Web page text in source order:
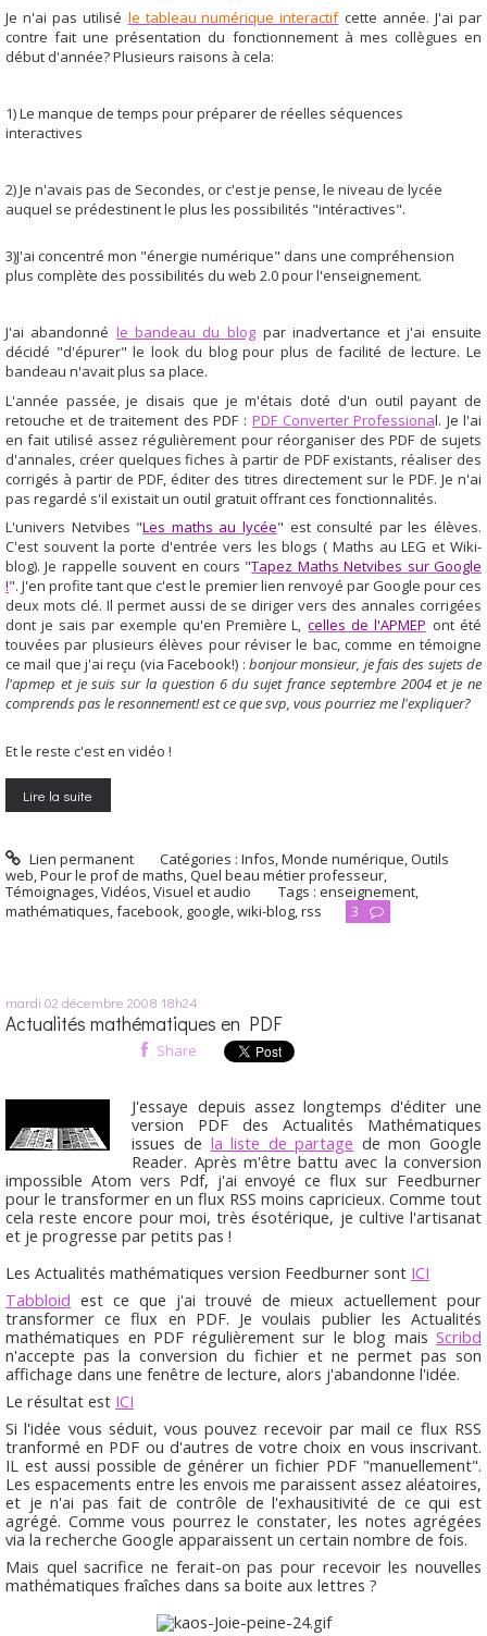
Je n'ai pas utilisé le tableau numérique interactif cette année. J'ai par
contre fait une présentation du fonctionnement à mes collègues en
début d'année? Plusieurs raisons à cela:
1) Le manque de temps pour préparer de réelles séquences
interactives
2) Je n'avais pas de Secondes, or c'est je pense, le niveau de lycée
auquel se prédestinent le plus les possibilités "intéractives".
3)J'ai concentré mon "énergie numérique" dans une compréhension
plus complète des possibilités du web 2.0 pour l'enseignement.
J'ai abandonné le bandeau du blog par inadvertance et j'ai ensuite
décidé "d'épurer" le look du blog pour plus de facilité de lecture. Le
bandeau n'avait plus sa place.
L'année passée, je disais que je m'étais doté d'un outil payant de
retouche et de traitement des PDF : PDF Converter Professional. Je l'ai
en fait utilisé assez régulièrement pour réorganiser des PDF de sujets
d'annales, créer quelques fiches à partir de PDF existants, réaliser des
corrigés à partir de PDF, éditer des titres directement sur le PDF. Je n'ai
pas regardé s'il existait un outil gratuit offrant ces fonctionnalités.
L'univers Netvibes "Les maths au lycée" est consulté par les élèves.
C'est souvent la porte d'entrée vers les blogs ( Maths au LEG et Wiki-
blog). Je rappelle souvent en cours "Tapez Maths Netvibes sur Google
!". J'en profite tant que c'est le premier lien renvoyé par Google pour ces
deux mots clé. Il permet aussi de se diriger vers des annales corrigées
dont je sais par exemple qu'en Première L, celles de l'APMEP ont été
touvées par plusieurs élèves pour réviser le bac, comme en témoigne
ce mail que j'ai reçu (via Facebook!) : bonjour monsieur, je fais des sujets de
l'apmep et je suis sur la question 6 du sujet france septembre 2004 et je ne
comprends pas le resonnement! est ce que svp, vous pourriez me l'expliquer?
Et le reste c'est en vidéo !
Lire la suite
Lien permanent Catégories :Infos,Monde numérique,Outils
web,Pour le prof de maths,Quel beau métier professeur,
Témoignages,Vidéos,Visuel et audio Tags : enseignement,
mathématiques,facebook, google,wiki-blog,rss 3
mardi 02 décembre 2008 18h24
Actualités mathématiques en PDF
Share
J'essaye depuis assez longtemps d'éditer une
version PDF des Actualités Mathématiques
issues de la liste de partage de mon Google
Reader. Après m'être battu avec la conversion
impossible Atom vers Pdf, j'ai envoyé ce flux sur Feedburner
pour le transformer en un flux RSS moins capricieux. Comme tout
cela reste encore pour moi, très ésotérique, je cultive l'artisanat
et je progresse par petits pas !
Les Actualités mathématiques version Feedburner sont ICI
Tabbloid est ce que j'ai trouvé de mieux actuellement pour
transformer ce flux en PDF. Je voulais publier les Actualités
mathématiques en PDF régulièrement sur le blog mais Scribd
n'accepte pas la conversion du fichier et ne permet pas son
affichage dans une fenêtre de lecture, alors j'abandonne l'idée.
Le résultat est ICI
Si l'idée vous séduit, vous pouvez recevoir par mail ce flux RSS
tranformé en PDF ou d'autres de votre choix en vous inscrivant.
IL est aussi possible de générer un fichier PDF "manuellement".
Les espacements entre les envois me paraissent assez aléatoires,
et je n'ai pas fait de contrôle de l'exhausitivité de ce qui est
agrégé. Comme vous pourrez le constater, les notes agrégées
via la recherche Google apparaissent un certain nombre de fois.
Mais quel sacrifice ne ferait-on pas pour recevoir les nouvelles
mathématiques fraîches dans sa boite aux lettres ?